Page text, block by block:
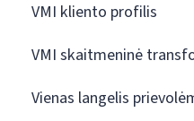
VMI kliento profilis
VMI skaitmeninė
Vienas langelis